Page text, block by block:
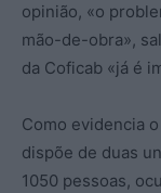
opinião, «o
mão-de-obra»,
da Coficab «já é
Como evidencia
dispõe de duas
1050 pessoas,